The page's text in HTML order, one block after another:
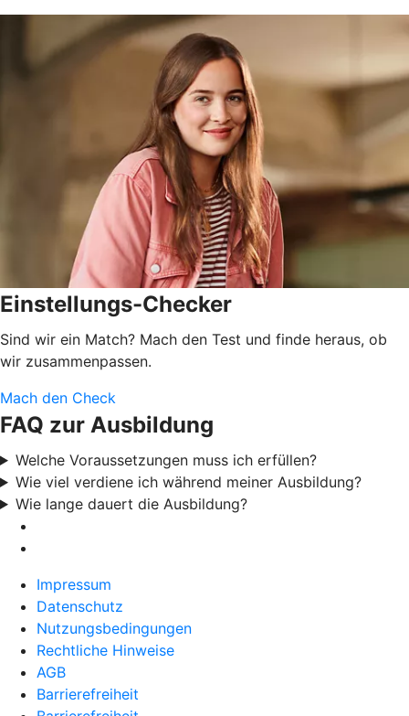
Einstellungs-Checker
Sind wir ein Match? Mach den Test und finde heraus, ob
wir zusammenpassen.
Mach den Check
FAQ zur Ausbildung
Welche Voraussetzungen muss ich erfüllen?
Wie viel verdiene ich während meiner Ausbildung?
Wie lange dauert die Ausbildung?
Impressum
Datenschutz
Nutzungsbedingungen
Rechtliche Hinweise
AGB
Barrierefreiheit